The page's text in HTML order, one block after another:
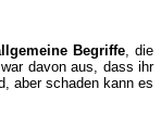
Begriffe , die
davon aus, dass ihr
aber schaden kann es